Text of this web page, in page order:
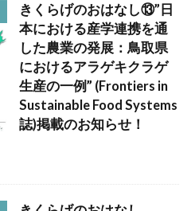
きくらげのおはなし⑬”日
本における産学連携を通
した農業の発展：鳥取県
におけるアラゲキクラゲ
生産の一例” (Frontiers in
Sustainable Food Systems
誌)掲載のお知らせ！